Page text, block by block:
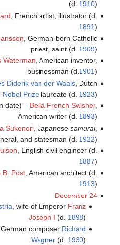
(d. 1910)
, French artist, illustrator (d.
1891)
, German-born Catholic
priest, saint (d. 1909)
Waterman, American inventor,
businessman (d.1901)
Diderik van der Waals, Dutch
Nobel Prizelaureate (d. 1923)
date) – Bella French Swisher,
American writer (d. 1893)
Sukenori, Japanese samurai,
and statesman (d. 1922)
, English civil engineer (d.
1887)
B. Post, American architect (d.
1913)
December 24
, wife of Emperor Franz
Joseph I (d. 1898)
composer Richard
Wagner (d. 1930)